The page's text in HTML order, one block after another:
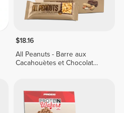
$18.16
All Peanuts - Barre aux
Cacahouètes et Chocolat